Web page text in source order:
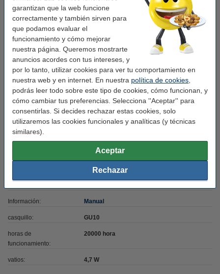
garantizan que la web funcione
correctamente y también sirven para
que podamos evaluar el
funcionamiento y cómo mejorar
nuestra página. Queremos mostrarte
anuncios acordes con tus intereses, y
por lo tanto, utilizar cookies para ver tu comportamiento en
nuestra web y en internet. En nuestra política de cookies
podrás leer todo sobre este tipo de cookies, cómo funcionan, y
cómo cambiar tus preferencias. Selecciona ''Aceptar'' para
consentirlas. Si decides rechazar estas cookies, solo
utilizaremos las cookies funcionales y analíticas (y técnicas
similares).
Aceptar
Rechazar
Marca: Osram
Foco inteligente GU10
Medidas: Ø 50 mm x 54 mm
vidrio
Acabado: brillante
Voltaje mín: 220 - 240 V
Potencia lumínica: 350 lumen
Temp mín: 2.700 - 6.500 K
100.000
blanco ajustable
Información: Manual
casquillo: GU10
horas de
funcionamiento:
20000 hora
vatios: 4,7 W